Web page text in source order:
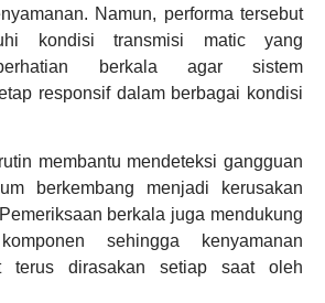
Namun, performa tersebut
kondisi transmisi matic yang
berkala agar sistem
responsif dalam berbagai kondisi
membantu mendeteksi gangguan
berkembang menjadi kerusakan
berkala juga mendukung
sehingga kenyamanan
terus dirasakan setiap saat oleh